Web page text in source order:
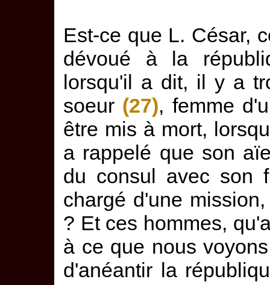
Est-ce que L. César,
dévoué à la
lorsqu'il a dit, il y a
soeur (27), femme
être mis à mort,
a rappelé que son
du consul avec son
chargé d'une
? Et ces hommes,
à ce que nous
d'anéantir la